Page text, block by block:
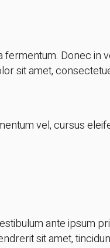
Donec in
sit amet,
vel, cursus
ante ipsum
sit amet,